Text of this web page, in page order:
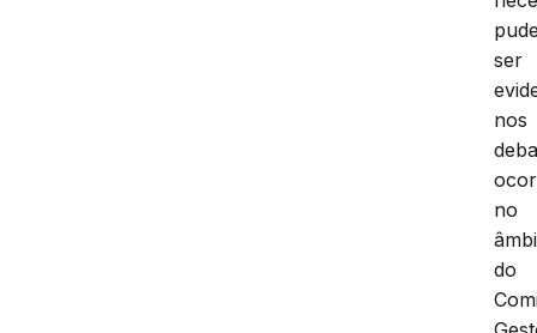
ser
nos
no
do